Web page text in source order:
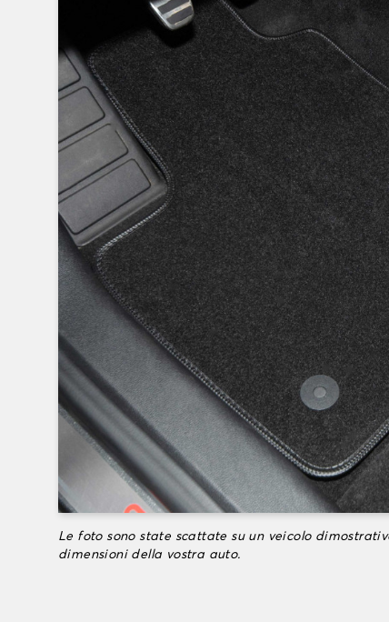
Le foto sono state scattate su un veicolo
dimensioni della vostra auto.